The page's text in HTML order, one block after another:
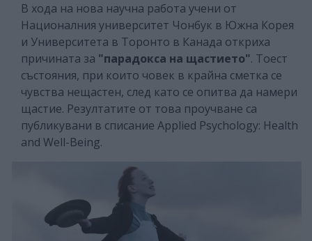
В хода на нова научна работа учени от
Националния университет Чонбук в Южна Корея
и Университета в Торонто в Канада откриха
причината за "парадокса на щастието". Тоест
състояния, при които човек в крайна сметка се
чувства нещастен, след като се опитва да намери
щастие. Резултатите от това проучване са
публикувани в списание Applied Psychology: Health
and Well-Being.